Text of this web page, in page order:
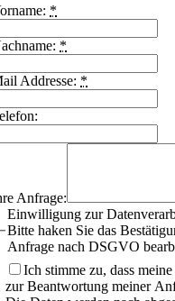
*
*
Addresse: *
Anfrage:
Einwilligung zur
Bitte haken Sie das
Anfrage nach DSGVO
Ich stimme zu, dass
zur Beantwortung meiner